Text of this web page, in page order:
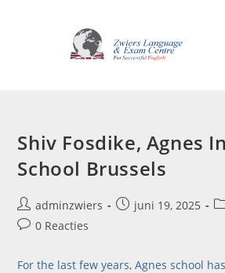
Shiv Fosdike, Agnes
School Brussels
adminzwiers juni 19, 2025
0 Reacties
For the last few years, Agnes school